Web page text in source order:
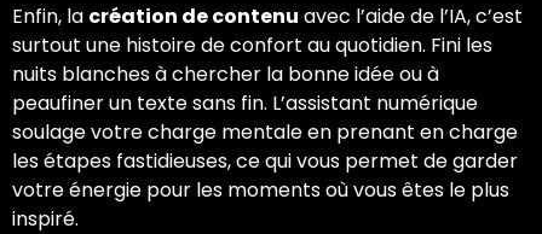
Enfin, la création de contenu avec l’aide de l’IA, c’est
surtout une histoire de confort au quotidien. Fini les
nuits blanches à chercher la bonne idée ou à
peaufiner un texte sans fin. L’assistant numérique
soulage votre charge mentale en prenant en charge
les étapes fastidieuses, ce qui vous permet de garder
votre énergie pour les moments où vous êtes le plus
inspiré.